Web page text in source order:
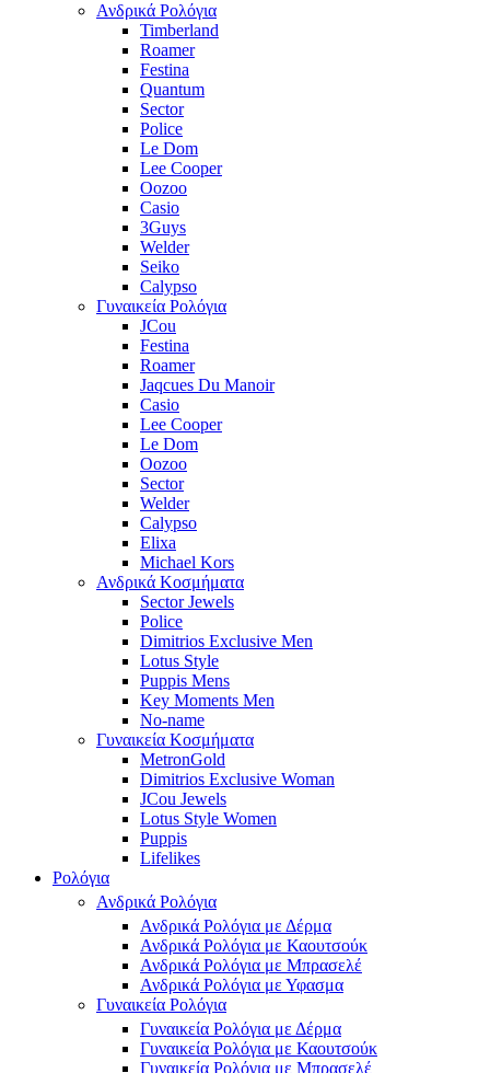
Ανδρικά Ρολόγια
Timberland
Roamer
Festina
Quantum
Sector
Police
Le Dom
Lee Cooper
Oozoo
Casio
3Guys
Welder
Seiko
Calypso
Γυναικεία Ρολόγια
JCou
Festina
Roamer
Jaqcues Du Manoir
Casio
Lee Cooper
Le Dom
Oozoo
Sector
Welder
Calypso
Elixa
Michael Kors
Ανδρικά Κοσμήματα
Sector Jewels
Police
Dimitrios Exclusive Men
Lotus Style
Puppis Mens
Key Moments Men
No-name
Γυναικεία Κοσμήματα
MetronGold
Dimitrios Exclusive Woman
JCou Jewels
Lotus Style Women
Puppis
Lifelikes
Ρολόγια
Ανδρικά Ρολόγια
Ανδρικά Ρολόγια με Δέρμα
Ανδρικά Ρολόγια με Καουτσούκ
Ανδρικά Ρολόγια με Μπρασελέ
Ανδρικά Ρολόγια με Υφασμα
Γυναικεία Ρολόγια
Γυναικεία Ρολόγια με Δέρμα
Γυναικεία Ρολόγια με Καουτσούκ
Γυναικεία Ρολόγια με Μπρασελέ